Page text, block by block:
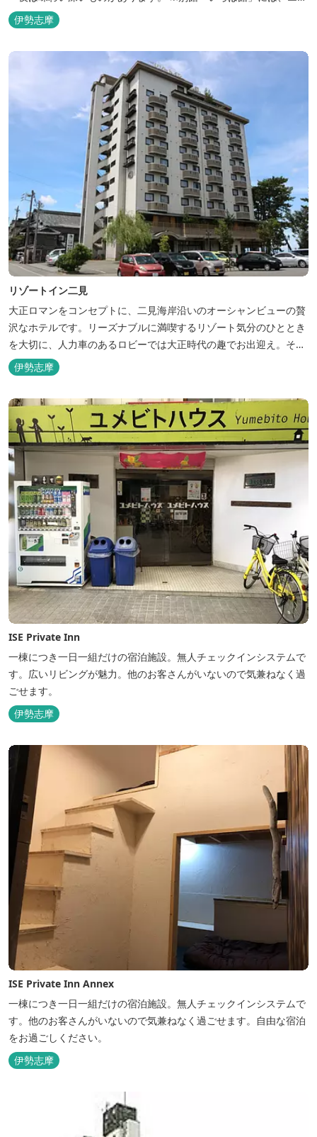
リアンやプレデターのリアルな模型があり、初めて見た方はビック
リしますよ。
伊勢志摩
リゾートイン二見
大正ロマンをコンセプトに、二見海岸沿いのオーシャンビューの贅
沢なホテルです。リーズナブルに満喫するリゾート気分のひととき
を大切に、人力車のあるロビーでは大正時代の趣でお出迎え。そし
て、抜群の眺めが自慢の露天風呂｢七福の湯｣は、趣向を凝らした七
つのお風呂のうち、五つをご宿泊者様無料の貸切風呂としてご利用
伊勢志摩
ISE Private Inn
一棟につき一日一組だけの宿泊施設。無人チェックインシステムで
す。広いリビングが魅力。他のお客さんがいないので気兼ねなく過
ごせます。
伊勢志摩
ISE Private Inn Annex
一棟につき一日一組だけの宿泊施設。無人チェックインシステムで
す。他のお客さんがいないので気兼ねなく過ごせます。自由な宿泊
をお過ごしください。
伊勢志摩